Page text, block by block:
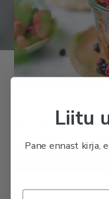
LIITU
Liitu
Pane ennast kirja,